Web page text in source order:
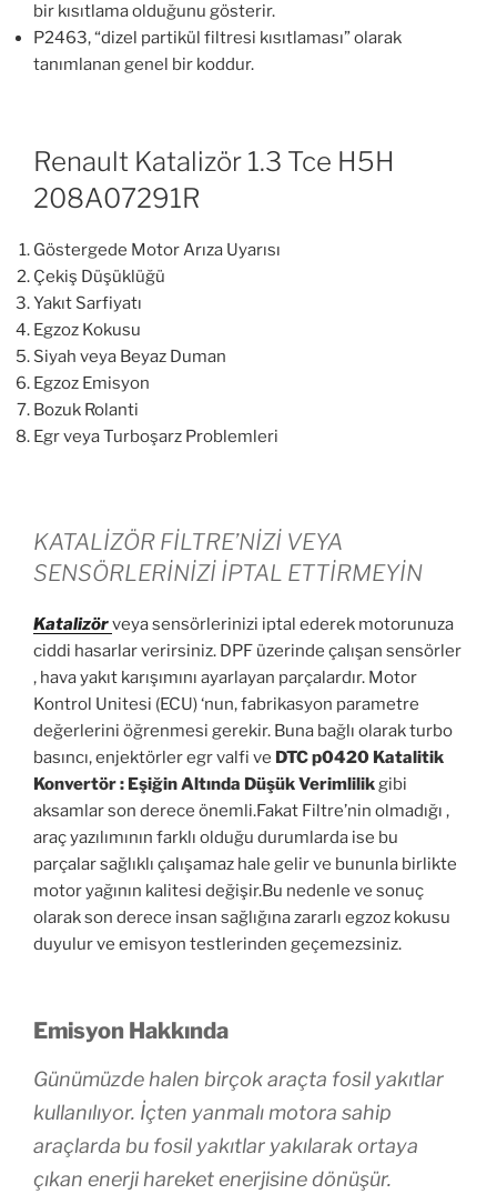
bir kısıtlama olduğunu gösterir.
P2463, “dizel partikül filtresi kısıtlaması” olarak
tanımlanan genel bir koddur.
Renault Katalizör 1.3 Tce H5H
208A07291R
Göstergede Motor Arıza Uyarısı
Çekiş Düşüklüğü
Yakıt Sarfiyatı
Egzoz Kokusu
Siyah veya Beyaz Duman
Egzoz Emisyon
Bozuk Rolanti
Egr veya Turboşarz Problemleri
KATALİZÖR FİLTRE’NİZİ VEYA
SENSÖRLERİNİZİ İPTAL ETTİRMEYİN
Katalizörveya sensörlerinizi iptal ederek motorunuza
ciddi hasarlar verirsiniz. DPF üzerinde çalışan sensörler
, hava yakıt karışımını ayarlayan parçalardır. Motor
Kontrol Unitesi (ECU) ‘nun, fabrikasyon parametre
değerlerini öğrenmesi gerekir. Buna bağlı olarak turbo
basıncı, enjektörler egr valfi ve DTC p0420 Katalitik
Konvertör : Eşiğin Altında Düşük Verimlilik gibi
aksamlar son derece önemli.Fakat Filtre’nin olmadığı ,
araç yazılımının farklı olduğu durumlarda ise bu
parçalar sağlıklı çalışamaz hale gelir ve bununla birlikte
motor yağının kalitesi değişir.Bu nedenle ve sonuç
olarak son derece insan sağlığına zararlı egzoz kokusu
duyulur ve emisyon testlerinden geçemezsiniz.
Emisyon Hakkında
Günümüzde halen birçok araçta fosil yakıtlar
kullanılıyor. İçten yanmalı motora sahip
araçlarda bu fosil yakıtlar yakılarak ortaya
çıkan enerji hareket enerjisine dönüşür.